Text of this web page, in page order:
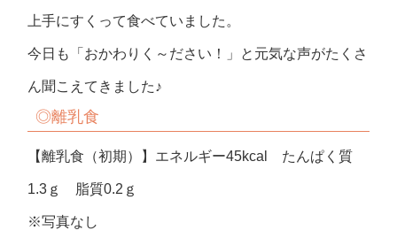
上手にすくって食べていました。
今日も「おかわりく～ださい！」と元気な声がたくさ
ん聞こえてきました♪
◎離乳食
【離乳食（初期）】エネルギー45kcal たんぱく質
1.3ｇ 脂質0.2ｇ
※写真なし